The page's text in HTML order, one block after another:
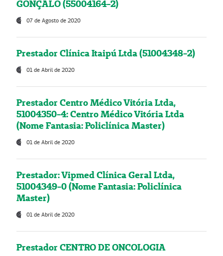
GONÇALO (55004164-2)
07 de Agosto de 2020
Prestador Clínica Itaipú Ltda (51004348-2)
01 de Abril de 2020
Prestador Centro Médico Vitória Ltda,
51004350-4: Centro Médico Vitória Ltda
(Nome Fantasia: Policlínica Master)
01 de Abril de 2020
Prestador: Vipmed Clínica Geral Ltda,
51004349-0 (Nome Fantasia: Policlínica
Master)
01 de Abril de 2020
Prestador CENTRO DE ONCOLOGIA